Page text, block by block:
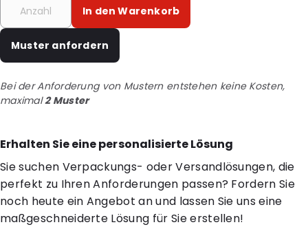
In den Warenkorb
Muster anfordern
Bei der Anforderung von Mustern entstehen keine Kosten,
maximal2 Muster
Erhalten Sie eine personalisierte Lösung
Sie suchen Verpackungs- oder Versandlösungen, die
perfekt zu Ihren Anforderungen passen? Fordern Sie
noch heute ein Angebot an und lassen Sie uns eine
maßgeschneiderte Lösung für Sie erstellen!